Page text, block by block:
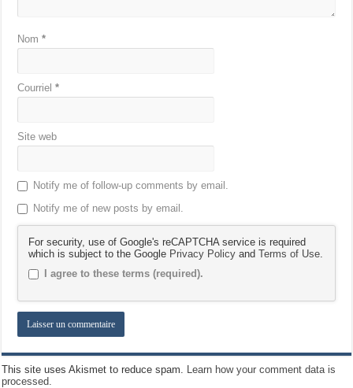
Nom*
Courriel*
Site web
Notify me of follow-up comments by email.
Notify me of new posts by email.
For security, use of Google's reCAPTCHA service is required
which is subject to the Google Privacy Policy andTerms of Use
I agree to these terms (required).
This site uses Akismet to reduce spam.
Learn how your comment data is
processed.